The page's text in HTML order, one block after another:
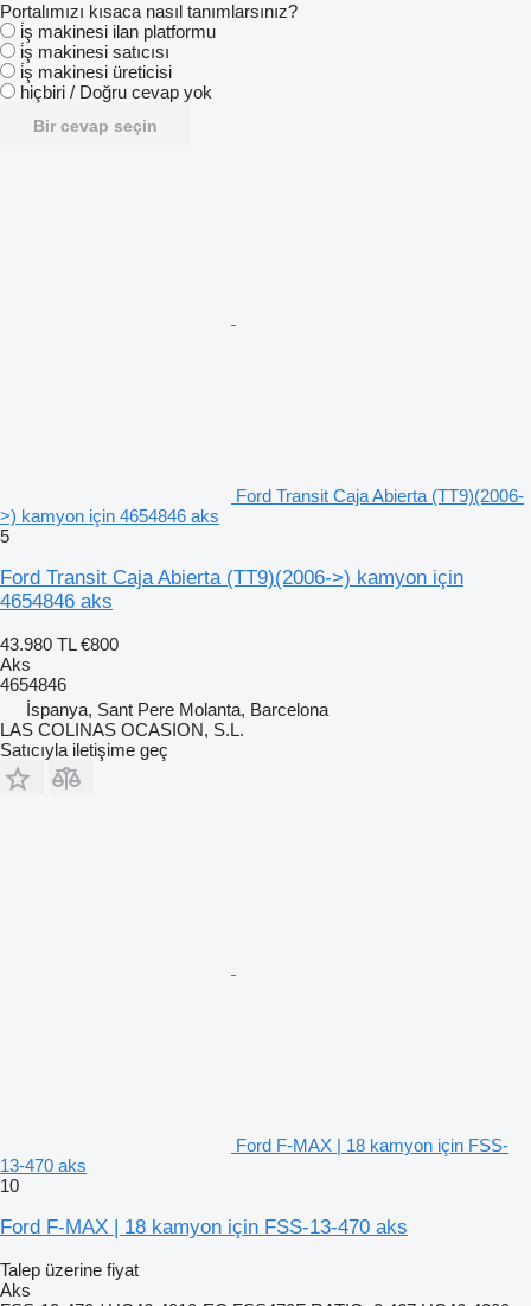
Portalımızı kısaca nasıl tanımlarsınız?
i̇ş makinesi ilan platformu
i̇ş makinesi satıcısı
i̇ş makinesi üreticisi
hiçbiri / Doğru cevap yok
Bir cevap seçin
Ford Transit Caja Abierta (TT9)(2006-
>) kamyon için 4654846 aks
5
Ford Transit Caja Abierta (TT9)(2006->) kamyon için
4654846 aks
43.980 TL €800
Aks
4654846
İspanya, Sant Pere Molanta, Barcelona
LAS COLINAS OCASION, S.L.
Satıcıyla iletişime geç
Ford F-MAX | 18 kamyon için FSS-
13-470 aks
10
Ford F-MAX | 18 kamyon için FSS-13-470 aks
Talep üzerine fiyat
Aks